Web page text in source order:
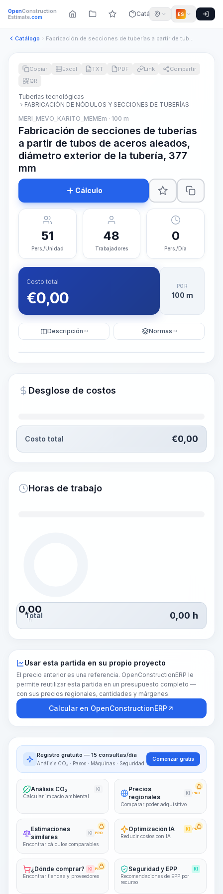
OpenConstruction
Estimate.com Catálogo ES
Catálogo Fabricación de secciones de tuberías a partir de tubos de ac...
~15-30 Sek.
Copiar Excel TXT PDF Link
Compartir
QR
Tuberías tecnológicas
FABRICACIÓN DE NÓDULOS Y SECCIONES DE TUBERÍAS
MERI_MEVO_KARITO_MEMEm · 100 m
Fabricación de secciones de tuberías
a partir de tubos de aceros aleados,
diámetro exterior de la tubería, 377
mm
Cálculo
51
Pers./Unidad
48
Trabajadores
0
Pers./Día
Costo total
€0,00
POR
100 m
Descripción KI Normas KI
Desglose de costos
Costo total €0,00
Horas de trabajo
0,00
h
Total 0,00 h
Usar esta partida en su propio proyecto
El precio anterior es una referencia. OpenConstructionERP le
permite reutilizar esta partida en un presupuesto completo —
con sus precios regionales, cantidades y márgenes.
Calcular en OpenConstructionERP
Registro gratuito — 15 consultas/día
Análisis CO₂ · Pasos · Máquinas · Seguridad
Comenzar gratis
Análisis CO₂ KI
Calcular impacto ambiental
Precios
regionales
KI PRO
Comparar poder adquisitivo
Estimaciones
similares
KI PRO
Encontrar cálculos comparables
Optimización IA KI PRO
Reducir costos con IA
¿Dónde comprar? KI PRO
Encontrar tiendas y proveedores
Seguridad y EPP KI
Recomendaciones de EPP por
recurso